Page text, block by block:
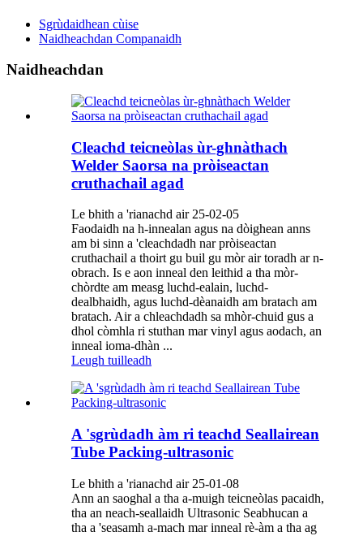
Sgrùdaidhean cùise
Naidheachdan Companaidh
Naidheachdan
Cleachd teicneòlas ùr-ghnàthach
Welder Saorsa na pròiseactan
cruthachail agad
Le bhith a 'rianachd air 25-02-05
Faodaidh na h-innealan agus na dòighean anns
am bi sinn a 'cleachdadh nar pròiseactan
cruthachail a thoirt gu buil gu mòr air toradh ar n-
obrach. Is e aon inneal den leithid a tha mòr-
chòrdte am measg luchd-ealain, luchd-
dealbhaidh, agus luchd-dèanaidh am bratach am
bratach. Air a chleachdadh sa mhòr-chuid gus a
dhol còmhla ri stuthan mar vinyl agus aodach, an
inneal ioma-dhàn ...
Leugh tuilleadh
A 'sgrùdadh àm ri teachd Seallairean
Tube Packing-ultrasonic
Le bhith a 'rianachd air 25-01-08
Ann an saoghal a tha a-muigh teicneòlas pacaidh,
tha an neach-seallaidh Ultrasonic Seabhucan a
tha a 'seasamh a-mach mar inneal rè-àm a tha ag